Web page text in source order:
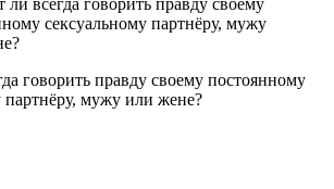
говорить правду своему постоянному
партнёру, мужу или жене?